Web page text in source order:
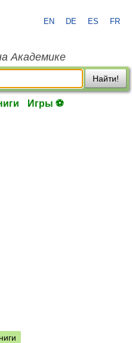
EN DE ES FR
Академике
Найти!
Игры ⚽